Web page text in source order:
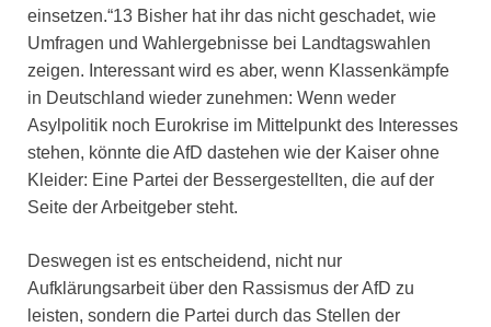
einsetzen.“13 Bisher hat ihr das nicht geschadet, wie
Umfragen und Wahlergebnisse bei Landtagswahlen
zeigen. Interessant wird es aber, wenn Klassenkämpfe
in Deutschland wieder zunehmen: Wenn weder
Asylpolitik noch Eurokrise im Mittelpunkt des Interesses
stehen, könnte die AfD dastehen wie der Kaiser ohne
Kleider: Eine Partei der Bessergestellten, die auf der
Seite der Arbeitgeber steht.
Deswegen ist es entscheidend, nicht nur
Aufklärungsarbeit über den Rassismus der AfD zu
leisten, sondern die Partei durch das Stellen der